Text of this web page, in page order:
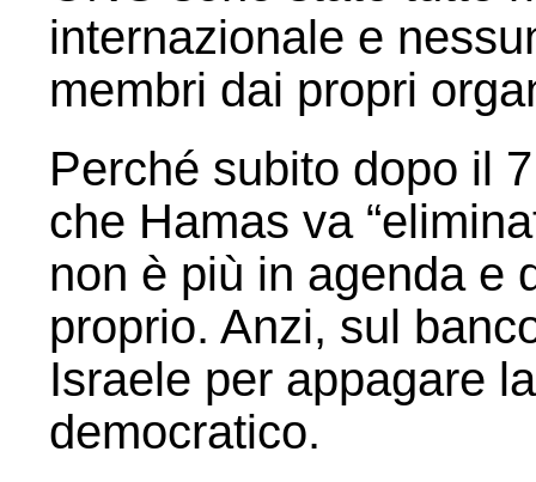
internazionale e
membri dai propri
Perché subito dopo il
che Hamas va
non è più in agenda e
proprio. Anzi, sul
Israele per appagare
democratico.